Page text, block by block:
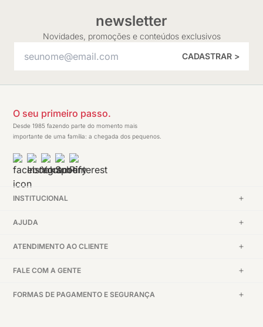
newsletter
Novidades, promoções e conteúdos exclusivos
CADASTRAR >
O seu primeiro passo.
Desde 1985 fazendo parte do momento mais
importante de uma família: a chegada dos pequenos.
INSTITUCIONAL
AJUDA
ATENDIMENTO AO CLIENTE
FALE COM A GENTE
FORMAS DE PAGAMENTO E SEGURANÇA